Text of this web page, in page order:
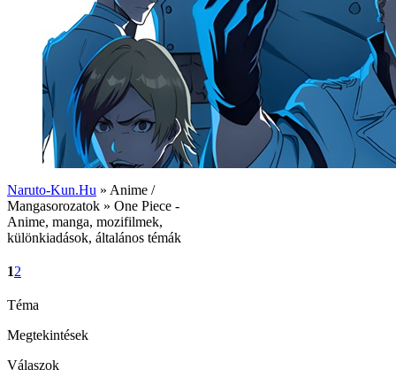
Naruto-Kun.Hu » Anime /
Mangasorozatok » One Piece -
Anime, manga, mozifilmek,
különkiadások, általános témák
12
Téma
Megtekintések
Válaszok